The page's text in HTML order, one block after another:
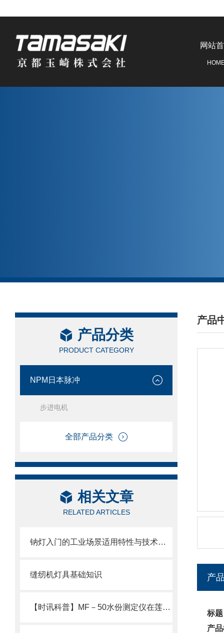
网站
产品分类
PRODUCT CATEGORY
NPM日本脉冲
步进电机
全部产品分类
相关文章
RELATED ARTICLES
钠灯入门的工业场景适用特性与技术常识
缝纫机灯具基础知识
【时讯科普】MF－50水份测定仪在莲蓉馅料水份测定上的运用
产品
/
产
标
产